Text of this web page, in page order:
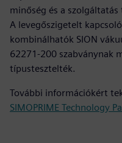
minőség és a
A levegőszigetelt
kombinálhatók SION
62271-200 szabványnak
típustesztelték.
További információkért
SIMOPRIME Technology